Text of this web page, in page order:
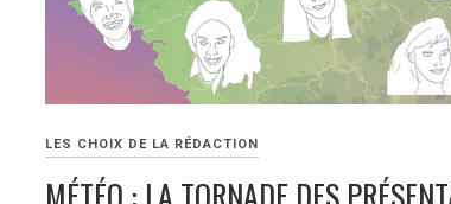
LES CHOIX DE LA RÉDACTION
MÉTÉO : LA TORNADE DES